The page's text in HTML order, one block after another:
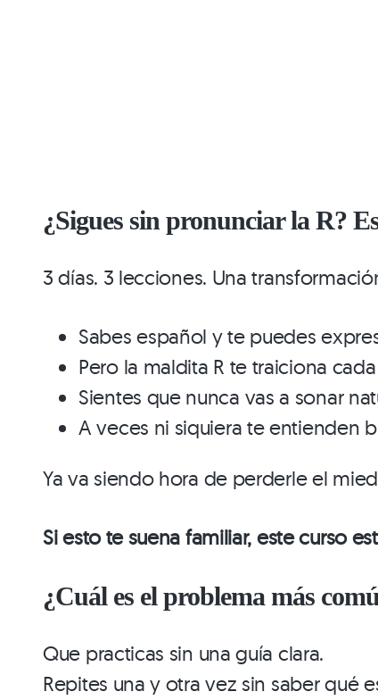
¿Sigues sin pronunciar la R?
3 días. 3 lecciones. Una
Sabes español y te puedes
Pero la maldita R te traiciona
Sientes que nunca vas a sonar
A veces ni siquiera te entienden
Ya va siendo hora de perderle el
Si esto te suena familiar, este curso
¿Cuál es el problema más
Que practicas sin una guía clara.
Repites una y otra vez sin saber qué